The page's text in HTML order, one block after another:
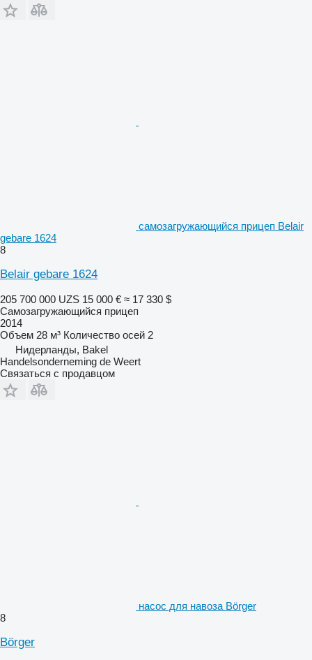
самозагружающийся прицеп Belair
gebare 1624
8
Belair gebare 1624
205 700 000 UZS 15 000 € ≈ 17 330 $
Самозагружающийся прицеп
2014
Объем 28 м³ Количество осей 2
Нидерланды, Bakel
Handelsonderneming de Weert
Связаться с продавцом
насос для навоза Börger
8
Börger